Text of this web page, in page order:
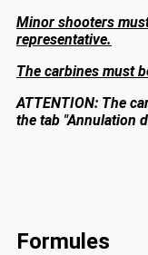
Minor shooters
representative.
The carbines must
ATTENTION: The
the tab "Annulation
Formules